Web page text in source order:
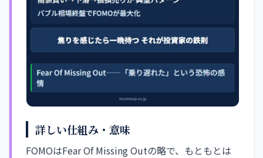
詳しい仕組み・意味
FOMOはFear Of Missing Outの略で、もともとは